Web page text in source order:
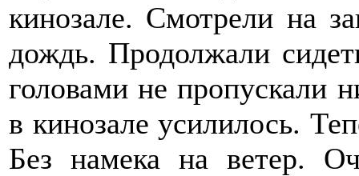
кинозале. Смотрели на
дождь. Продолжали
головами не пропускали
в кинозале усилилось.
Без намека на ветер.